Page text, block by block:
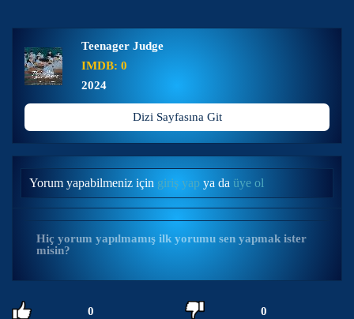
Teenager Judge
IMDB: 0
2024
Dizi Sayfasına Git
Yorum yapabilmeniz için giriş yap ya da üye ol
Hiç yorum yapılmamış ilk yorumu sen yapmak ister
misin?
0 0